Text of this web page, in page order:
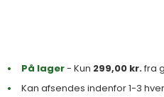
På lager- Kun 299,00 kr.fra
Kan afsendes indenfor 1-3